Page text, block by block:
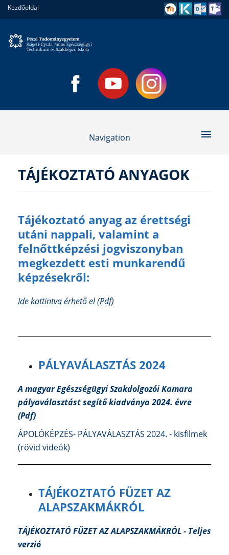
Kezdőoldal
Navigation
TÁJÉKOZTATÓ ANYAGOK
Tájékoztató anyag az érettségi
utáni nappali, valamint a
felnőttképzési jogviszonyban
megkezdett esti munkarendű
képzésekről:
Ide kattintva érhető el (Pdf)
PÁLYAVÁLASZTÁS 2024
A magyar Egészségügyi Szakdolgozói Kamara
pályaválasztást segítő kiadványa 2024. évre
(Pdf)
ÁPOLÓKÉPZÉS- PÁLYAVÁLASZTÁS 2024. - kisfilmek
(rövid videók)
TÁJÉKOZTATÓ FÜZET AZ
ALAPSZAKMÁKRÓL
TÁJÉKOZTATÓ FÜZET AZ ALAPSZAKMÁKRÓL - Teljes
verzió